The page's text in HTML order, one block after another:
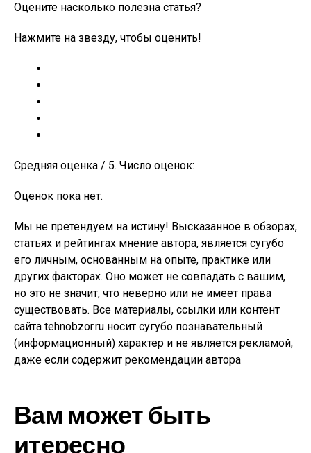
Оцените насколько полезна статья?
Нажмите на звезду, чтобы оценить!
Средняя оценка / 5. Число оценок:
Оценок пока нет.
Мы не претендуем на истину! Высказанное в обзорах,
статьях и рейтингах мнение автора, является сугубо
его личным, основанным на опыте, практике или
других факторах. Оно может не совпадать с вашим,
но это не значит, что неверно или не имеет права
существовать. Все материалы, ссылки или контент
сайта tehnobzor.ru носит сугубо познавательный
(информационный) характер и не является рекламой,
даже если содержит рекомендации автора
Вам может быть
итересно